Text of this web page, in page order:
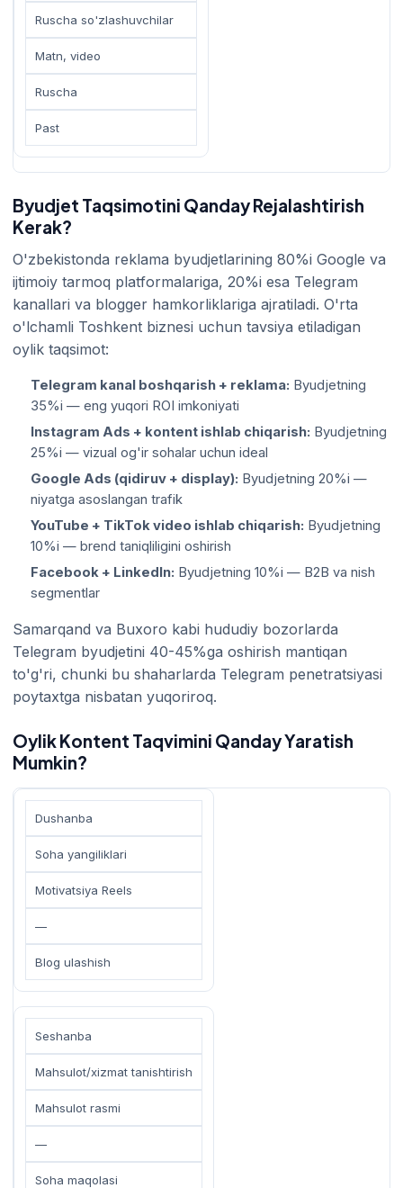
Ruscha so'zlashuvchilar
Matn, video
Ruscha
Past
Byudjet Taqsimotini Qanday Rejalashtirish
Kerak?
O'zbekistonda reklama byudjetlarining 80%i Google va
ijtimoiy tarmoq platformalariga, 20%i esa Telegram
kanallari va blogger hamkorliklariga ajratiladi. O'rta
o'lchamli Toshkent biznesi uchun tavsiya etiladigan
oylik taqsimot:
Telegram kanal boshqarish + reklama: Byudjetning
35%i — eng yuqori ROI imkoniyati
Instagram Ads + kontent ishlab chiqarish: Byudjetning
25%i — vizual og'ir sohalar uchun ideal
Google Ads (qidiruv + display): Byudjetning 20%i —
niyatga asoslangan trafik
YouTube + TikTok video ishlab chiqarish: Byudjetning
10%i — brend taniqliligini oshirish
Facebook + LinkedIn: Byudjetning 10%i — B2B va nish
segmentlar
Samarqand va Buxoro kabi hududiy bozorlarda
Telegram byudjetini 40-45%ga oshirish mantiqan
to'g'ri, chunki bu shaharlarda Telegram penetratsiyasi
poytaxtga nisbatan yuqoriroq.
Oylik Kontent Taqvimini Qanday Yaratish
Mumkin?
Dushanba
Soha yangiliklari
Motivatsiya Reels
—
Blog ulashish
Seshanba
Mahsulot/xizmat tanishtirish
Mahsulot rasmi
—
Soha maqolasi